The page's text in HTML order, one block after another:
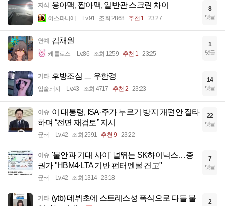
지식 용아맥, 짭아맥, 일반관 스크린 차이
히스파니에 Lv.91 조회 2868 추천 1 23:27
8
댓글
연예 김채원
케를로스 Lv.86 조회 1259 추천 1 23:25
1
댓글
기타 후방조심 ㅡ 우한경
입술돼지 Lv.43 조회 4717 추천 2 23:23
14
댓글
이슈 이 대통령, ISA·주가 누르기 방지 개편안 질타
하며 “전면 재검토” 지시
균터 Lv.42 조회 2591 추천 9 23:22
22
댓글
이슈 '불안과 기대 사이' 널뛰는 SK하이닉스…증
권가 "HBM4·LTA 기반 펀터멘털 견고"
균터 Lv.42 조회 1314 23:18
7
댓글
기타 (ytb) 데뷔초에 스트레스성 폭식으로 다들 불
2